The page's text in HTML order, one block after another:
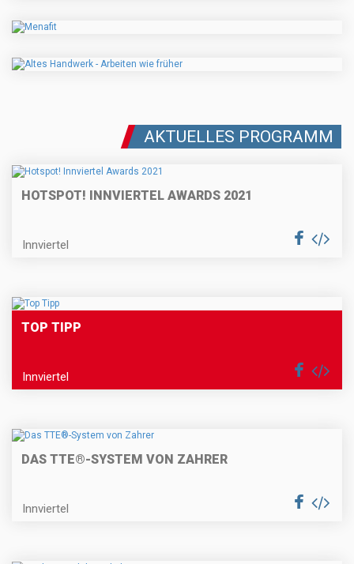
AKTUELLES PROGRAMM
HOTSPOT! INNVIERTEL AWARDS 2021
Innviertel
TOP TIPP
Innviertel
DAS TTE®-SYSTEM VON ZAHRER
Innviertel